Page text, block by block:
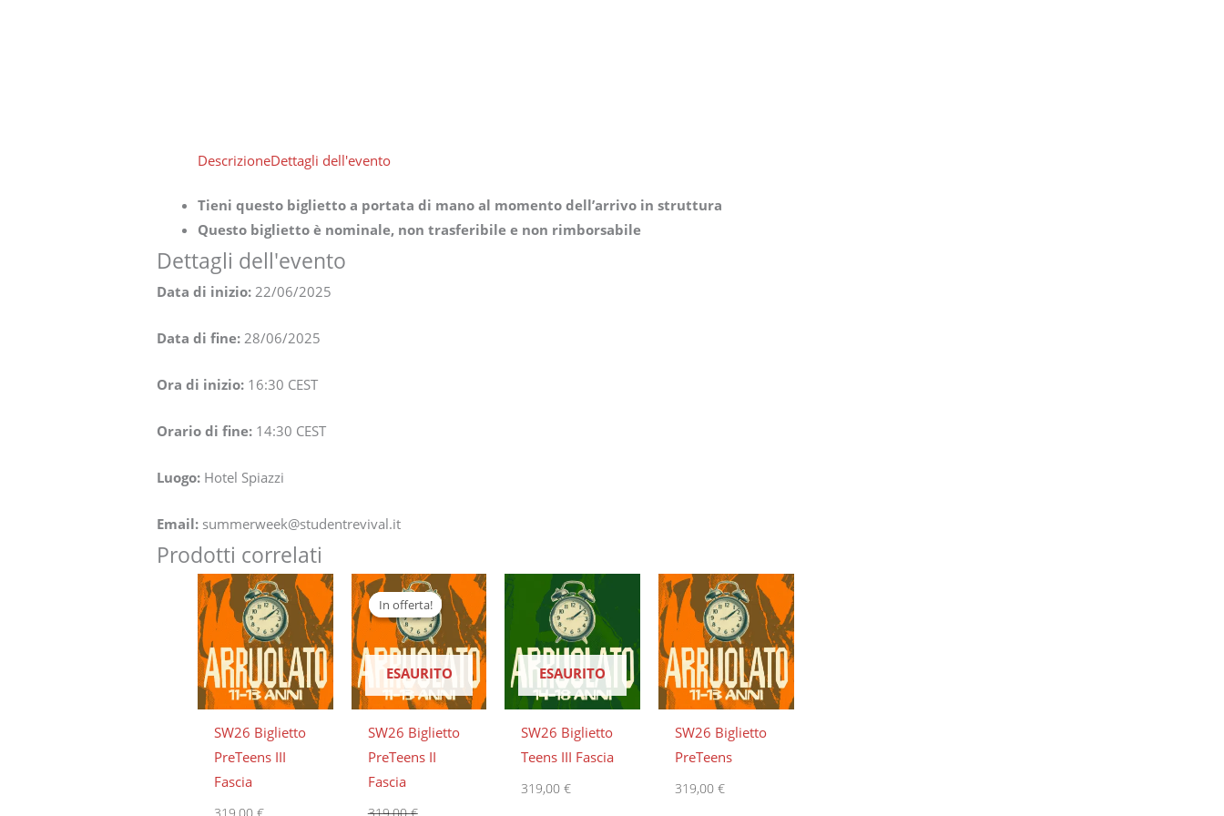
DescrizioneDettagli dell'evento
Tieni questo biglietto a portata di mano al momento dell’arrivo in struttura
Questo biglietto è nominale, non trasferibile e non rimborsabile
Dettagli dell'evento
Data di inizio:22/06/2025
Data di fine:28/06/2025
Ora di inizio: 16:30 CEST
Orario di fine: 14:30 CEST
Luogo: Hotel Spiazzi
Email: summerweek@studentrevival.it
Prodotti correlati
SW26 Biglietto
PreTeens III
Fascia
In offerta!
ESAURITO
In offerta!
SW26 Biglietto
PreTeens II
Fascia
Il
prezzo
originale
era:
319,00 €.
Il
prezzo
attuale
è:
299,00 €.
ESAURITO
SW26 Biglietto
Teens III Fascia
319,00€
SW26 Biglietto
PreTeens
319,00€